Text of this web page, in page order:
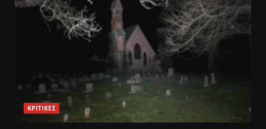
ΚΡΙΤΙΚΕΣ